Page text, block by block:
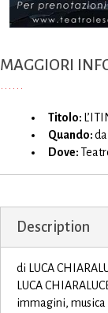
MAGGIORI
Titolo:
Quando:
Dove:
Description
di LUCA
LUCA
immagini, musica